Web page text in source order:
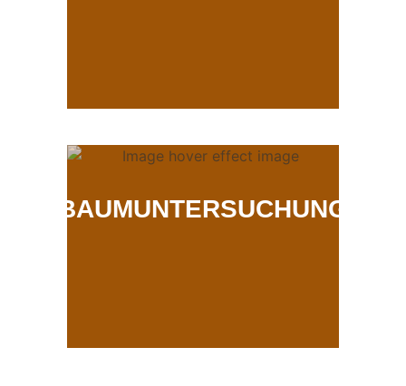
BAUMUNTERSUCHUNG